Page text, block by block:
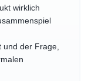
wirklich
und der Frage,